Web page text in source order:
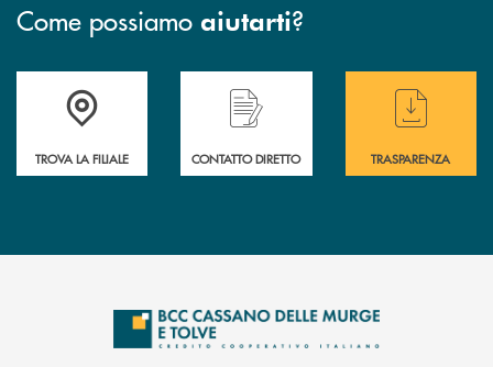
Come possiamo aiutarti?
Accedi all' elenco completo delle filiali
TROVA LA FILIALE
Hai bisogno di assistenza immediata ?
CONTATTO DIRETTO
Hai bisogno di
TRASPARENZA